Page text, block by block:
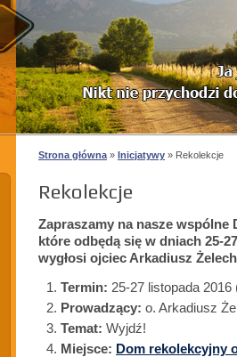
Strona główna » Inicjatywy » Rekolekcje
Rekolekcje
Zapraszamy na nasze wspólne
które odbędą się w dniach 25-
wygłosi ojciec Arkadiusz
Termin: 25-27 listopada
Prowadzący: o. Arkadiusz
Temat: Wyjdź!
Miejsce: Dom rekolekcyjny